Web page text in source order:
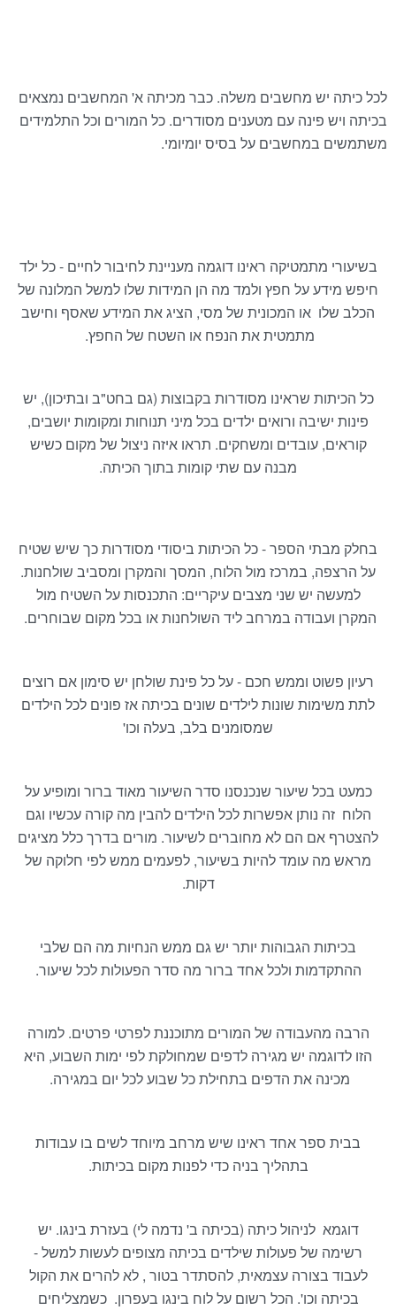
לכל כיתה יש מחשבים משלה. כבר מכיתה א' המחשבים נמצאים
בכיתה ויש פינה עם מטענים מסודרים. כל המורים וכל התלמידים
משתמשים במחשבים על בסיס יומיומי.
בשיעורי מתמטיקה ראינו דוגמה מעניינת לחיבור לחיים - כל ילד
חיפש מידע על חפץ ולמד מה הן המידות שלו למשל המלונה של
הכלב שלו או המכונית של מסי, הציג את המידע שאסף וחישב
מתמטית את הנפח או השטח של החפץ.
כל הכיתות שראינו מסודרות בקבוצות (גם בחט"ב ובתיכון), יש
פינות ישיבה ורואים ילדים בכל מיני תנוחות ומקומות יושבים,
קוראים, עובדים ומשחקים. תראו איזה ניצול של מקום כשיש
מבנה עם שתי קומות בתוך הכיתה.
בחלק מבתי הספר - כל הכיתות ביסודי מסודרות כך שיש שטיח
על הרצפה, במרכז מול הלוח, המסך והמקרן ומסביב שולחנות.
למעשה יש שני מצבים עיקריים: התכנסות על השטיח מול
המקרן ועבודה במרחב ליד השולחנות או בכל מקום שבוחרים.
רעיון פשוט וממש חכם - על כל פינת שולחן יש סימון אם רוצים
לתת משימות שונות לילדים שונים בכיתה אז פונים לכל הילדים
שמסומנים בלב, בעלה וכו'
כמעט בכל שיעור שנכנסנו סדר השיעור מאוד ברור ומופיע על
הלוח זה נותן אפשרות לכל הילדים להבין מה קורה עכשיו וגם
להצטרף אם הם לא מחוברים לשיעור. מורים בדרך כלל מציגים
מראש מה עומד להיות בשיעור, לפעמים ממש לפי חלוקה של
דקות.
בכיתות הגבוהות יותר יש גם ממש הנחיות מה הם שלבי
ההתקדמות ולכל אחד ברור מה סדר הפעולות לכל שיעור.
הרבה מהעבודה של המורים מתוכננת לפרטי פרטים. למורה
הזו לדוגמה יש מגירה לדפים שמחולקת לפי ימות השבוע, היא
מכינה את הדפים בתחילת כל שבוע לכל יום במגירה.
בבית ספר אחד ראינו שיש מרחב מיוחד לשים בו עבודות
בתהליך בניה כדי לפנות מקום בכיתות.
דוגמא לניהול כיתה (בכיתה ב' נדמה לי) בעזרת בינגו. יש
רשימה של פעולות שילדים בכיתה מצופים לעשות למשל -
לעבוד בצורה עצמאית, להסתדר בטור , לא להרים את הקול
בכיתה וכו'. הכל רשום על לוח בינגו בעפרון. כשמצליחים